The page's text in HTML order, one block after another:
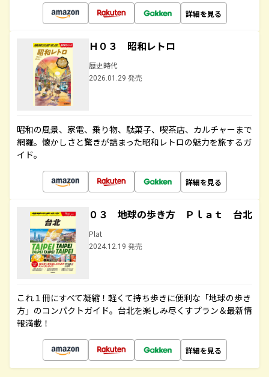
詳細を見る
Ｈ０３ 昭和レトロ
歴史時代
2026.01.29 発売
昭和の風景、家電、乗り物、駄菓子、喫茶店、カルチャーまで
網羅。懐かしさと驚きが詰まった昭和レトロの魅力を旅するガ
イド。
詳細を見る
０３ 地球の歩き方 Ｐｌａｔ 台北
Plat
2024.12.19 発売
これ１冊にすべて凝縮！軽くて持ち歩きに便利な「地球の歩き
方」のコンパクトガイド。台北を楽しみ尽くすプラン＆最新情
報満載！
詳細を見る